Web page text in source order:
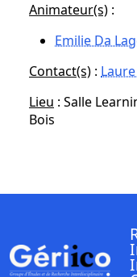
Animateur(s) :
Emilie Da
Contact(s) :
Lieu : Salle
Bois